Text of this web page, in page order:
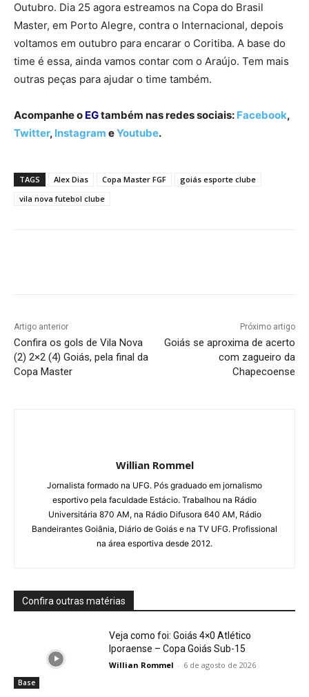
Outubro. Dia 25 agora estreamos na Copa do Brasil
Master, em Porto Alegre, contra o Internacional, depois
voltamos em outubro para encarar o Coritiba. A base do
time é essa, ainda vamos contar com o Araújo. Tem mais
outras peças para ajudar o time também.
Acompanhe o EGtambém nas redes sociais: Facebook,
Twitter, Instagram eYoutube.
TAGS Alex Dias Copa Master FGF
goiás esporte clube
vila nova futebol clube
Artigo anterior
Confira os gols de Vila Nova
(2) 2×2 (4) Goiás, pela final da
Copa Master
Próximo artigo
Goiás se aproxima de acerto
com zagueiro da
Chapecoense
Willian Rommel
Jornalista formado na UFG. Pós graduado em jornalismo
esportivo pela faculdade Estácio. Trabalhou na Rádio
Universitária 870 AM, na Rádio Difusora 640 AM, Rádio
Bandeirantes Goiânia, Diário de Goiás e na TV UFG. Profissional
na área esportiva desde 2012.
Confira outras matérias
Base
Veja como foi: Goiás 4×0 Atlético
Iporaense – Copa Goiás Sub-15
Willian Rommel - 6 de agosto de 2026